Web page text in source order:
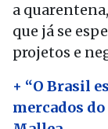
a
que já se
projetos e
+ “O Brasil
mercados